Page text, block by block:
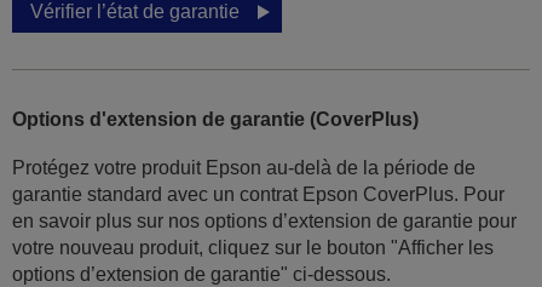
Vérifier l’état de garantie
Options d'extension de garantie (CoverPlus)
Protégez votre produit Epson au-delà de la période de
garantie standard avec un contrat Epson CoverPlus. Pour
en savoir plus sur nos options d’extension de garantie pour
votre nouveau produit, cliquez sur le bouton "Afficher les
options d’extension de garantie" ci-dessous.